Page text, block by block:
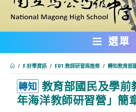
內
選單
/ F.好學資訊 / F01.教師研習與進修 / 轉知教育部
轉知 教育部國民及學前
年海洋教師研習營」簡